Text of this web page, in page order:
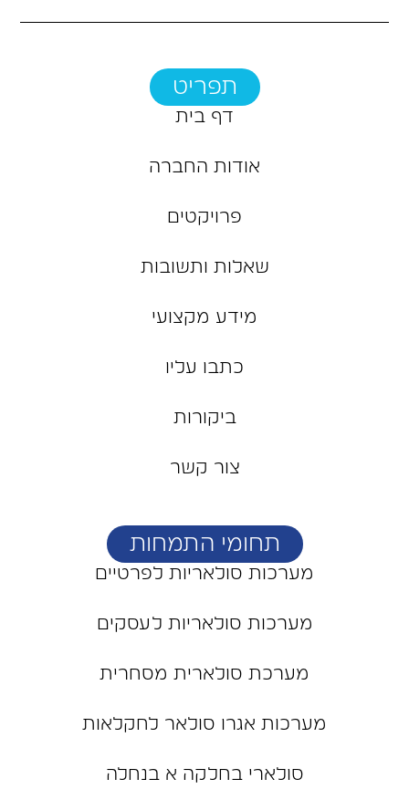
תפריט
דף בית
אודות החברה
פרויקטים
שאלות ותשובות
מידע מקצועי
כתבו עליו
ביקורות
צור קשר
תחומי התמחות
מערכות סולאריות לפרטיים
מערכות סולאריות לעסקים
מערכת סולארית מסחרית
מערכות אגרו סולאר לחקלאות
סולארי בחלקה א בנחלה